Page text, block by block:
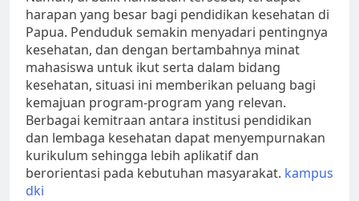
harapan yang besar bagi pendidikan kesehatan di
Papua. Penduduk semakin menyadari pentingnya
kesehatan, dan dengan bertambahnya minat
mahasiswa untuk ikut serta dalam bidang
kesehatan, situasi ini memberikan peluang bagi
kemajuan program-program yang relevan.
Berbagai kemitraan antara institusi pendidikan
dan lembaga kesehatan dapat menyempurnakan
kurikulum sehingga lebih aplikatif dan
berorientasi pada kebutuhan masyarakat. kampus
dki